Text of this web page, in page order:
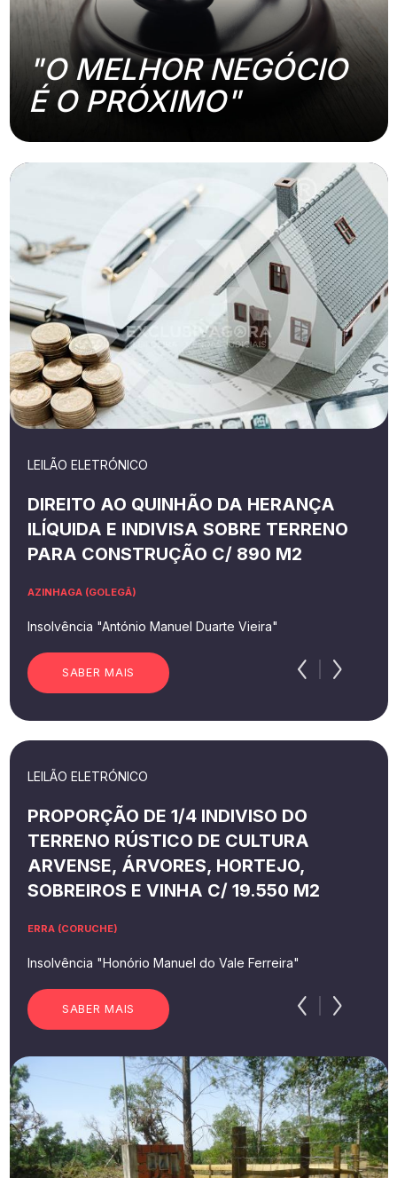
"O MELHOR NEGÓCIO
É O PRÓXIMO"
LEILÃO ELETRÓNICO
DIREITO AO QUINHÃO DA HERANÇA
ILÍQUIDA E INDIVISA SOBRE TERRENO
PARA CONSTRUÇÃO C/ 890 M2
AZINHAGA (GOLEGÃ)
Insolvência "António Manuel Duarte Vieira"
SABER MAIS
LEILÃO ELETRÓNICO
PROPORÇÃO DE 1/4 INDIVISO DO
TERRENO RÚSTICO DE CULTURA
ARVENSE, ÁRVORES, HORTEJO,
SOBREIROS E VINHA C/ 19.550 M2
ERRA (CORUCHE)
Insolvência "Honório Manuel do Vale Ferreira"
SABER MAIS